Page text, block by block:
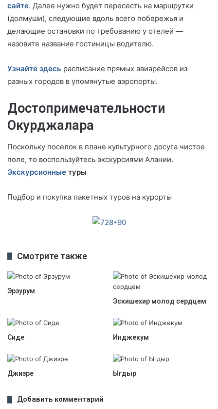
сайте. Далее нужно будет пересесть на маршрутки
(долмуши), следующие вдоль всего побережья и
делающие остановки по требованию у отелей —
назовите название гостиницы водителю.
Узнайте здесь расписание прямых авиарейсов из
разных городов в упомянутые аэропорты.
Достопримечательности
Окурджалара
Поскольку поселок в плане культурного досуга чистое
поле, то воспользуйтесь экскурсиями Алании.
Экскурсионные туры
Подбор и покупка пакетных туров на курорты
Смотрите также
Эрзурум
Эскишехир молод сердцем
Сиде Инджекум
Джизре Ыгдыр
Добавить комментарий